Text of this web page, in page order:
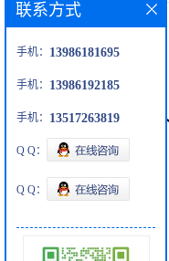
联系方式
手机： 13986181695
手机： 13986192185
手机： 13517263819
Q Q：
Q Q：